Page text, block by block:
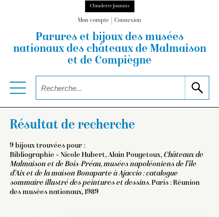
Claudette Joannis
Mon compte Connexion
Parures et bijoux des musées
nationauxdes châteaux de Malmaison
et de Compiègne
Résultat de recherche
9 bijoux trouvées pour :
Bibliographie = Nicole Hubert, Alain Pougetoux, Châteaux de
Malmaison et de Bois-Préau, musées napoléoniens de l’île
d’Aix et de la maison Bonaparte à Ajaccio : catalogue
sommaire illustré des peintures et dessins. Paris : Réunion
des musées nationaux, 1989